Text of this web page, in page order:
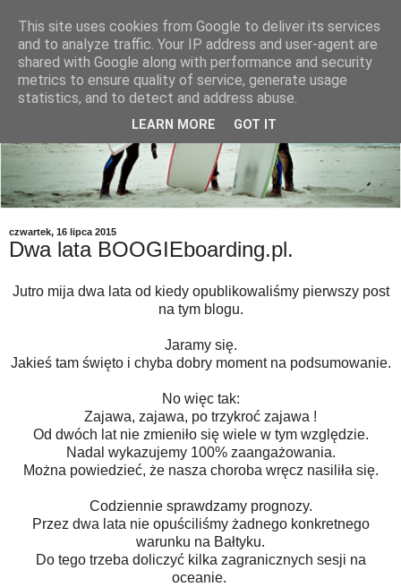
czwartek, 16 lipca 2015
Dwa lata BOOGIEboarding.pl.
Jutro mija dwa lata od kiedy opublikowaliśmy pierwszy post
na tym blogu.
Jaramy się.
Jakieś tam święto i chyba dobry moment na podsumowanie.
No więc tak:
Zajawa, zajawa, po trzykroć zajawa !
Od dwóch lat nie zmieniło się wiele w tym względzie.
Nadal wykazujemy 100% zaangażowania.
Można powiedzieć, że nasza choroba wręcz nasiliła się.
Codziennie sprawdzamy prognozy.
Przez dwa lata nie opuściliśmy żadnego konkretnego
warunku na Bałtyku.
Do tego trzeba doliczyć kilka zagranicznych sesji na
oceanie.
This site uses cookies from Google to deliver its services
and to analyze traffic. Your IP address and user-agent are
shared with Google along with performance and security
metrics to ensure quality of service, generate usage
statistics, and to detect and address abuse.
LEARN MORE GOT IT